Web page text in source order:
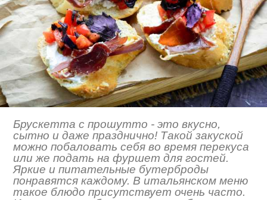
Брускетта с прошутто - это вкусно,
сытно и даже празднично! Такой закуской
можно побаловать себя во время перекуса
или же подать на фуршет для гостей.
Яркие и питательные бутерброды
понравятся каждому. В итальянском меню
такое блюдо присутствует очень часто.